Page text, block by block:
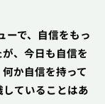
で、自信をもっ
、今日も自信を
か自信を持って
ていることはあ